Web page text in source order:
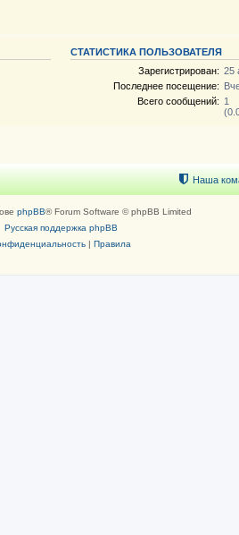
СТАТИСТИКА ПОЛЬЗОВАТЕЛЯ
Зарегистрирован: 25
Последнее посещение:
Всего сообщений: 1
Наша
phpBB® Forum Software © phpBB Limited
Русская поддержка phpBB
| Правила